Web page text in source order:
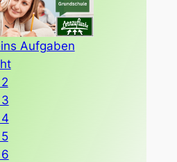
Aufgaben